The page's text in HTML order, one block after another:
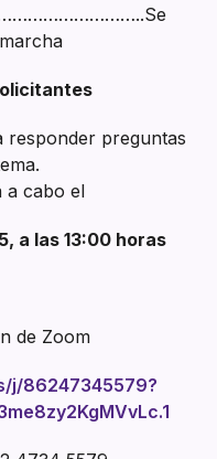
responder preguntas
a cabo el
a las 13:00 horas
de Zoom
j/86247345579?